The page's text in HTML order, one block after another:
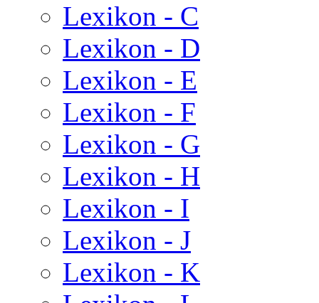
Lexikon - C
Lexikon - D
Lexikon - E
Lexikon - F
Lexikon - G
Lexikon - H
Lexikon - I
Lexikon - J
Lexikon - K